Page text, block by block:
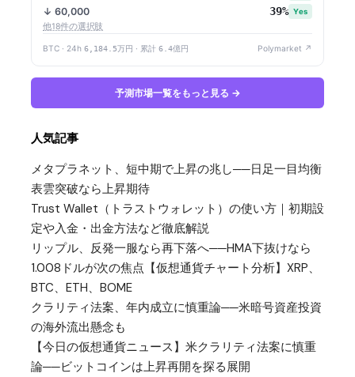
↓ 60,000 39% Yes
他18件の選択肢
BTC · 24h 6,184.5万円 · 累計 6.4億円 Polymarket ↗
予測市場一覧をもっと見る →
人気記事
メタプラネット、短中期で上昇の兆し──日足一目均衡
表雲突破なら上昇期待
Trust Wallet（トラストウォレット）の使い方｜初期設
定や入金・出金方法など徹底解説
リップル、反発一服なら再下落へ──HMA下抜けなら
1.008ドルが次の焦点【仮想通貨チャート分析】XRP、
BTC、ETH、BOME
クラリティ法案、年内成立に慎重論──米暗号資産投資
の海外流出懸念も
【今日の仮想通貨ニュース】米クラリティ法案に慎重
論──ビットコインは上昇再開を探る展開